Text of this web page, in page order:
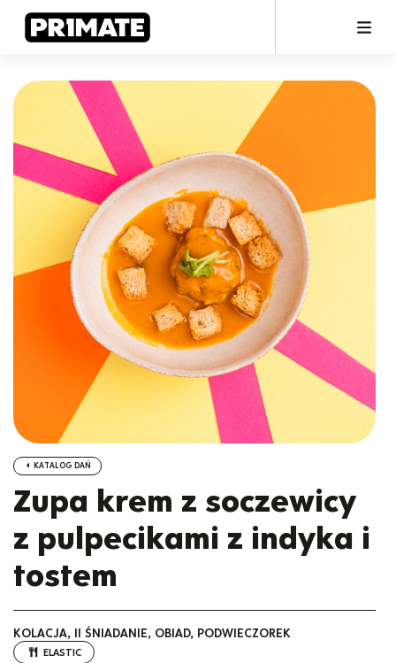
KATALOG DAŃ
Zupa krem z soczewicy
z pulpecikami z indyka i
tostem
KOLACJA, II ŚNIADANIE, OBIAD, PODWIECZOREK
ELASTIC